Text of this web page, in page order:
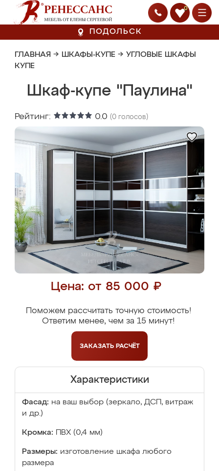
0
ПОДОЛЬСК
ГЛАВНАЯ → ШКАФЫ-КУПЕ → УГЛОВЫЕ ШКАФЫ
КУПЕ
Шкаф-купе "Паулина"
Рейтинг: 0.0 (0 голосов)
Цена: от 85 000 ₽
Поможем рассчитать точную стоимость!
Ответим менее, чем за 15 минут!
ЗАКАЗАТЬ РАСЧЁТ
Характеристики
Фасад: на ваш выбор (зеркало, ДСП, витраж
и др.)
Кромка: ПВХ (0,4 мм)
Размеры: изготовление шкафа любого
размера